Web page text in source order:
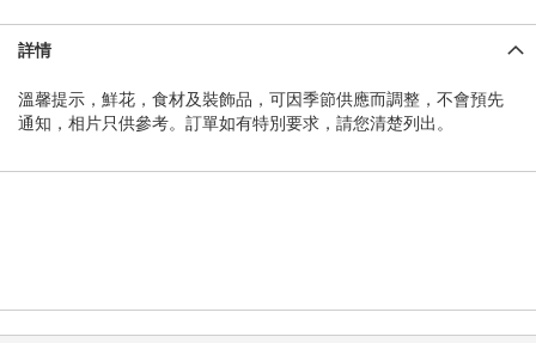
詳情
溫馨提示，鮮花，食材及裝飾品，可因季節供應而調整，不會預先
通知，相片只供參考。訂單如有特別要求，請您清楚列出。